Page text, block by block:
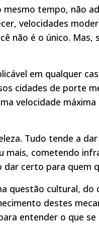
mesmo tempo, não
velocidades
não é o único.
em qualquer
cidades de porte
velocidade
Tudo tende a
cometendo
dar certo para quem
questão cultural,
destes
entender o que se